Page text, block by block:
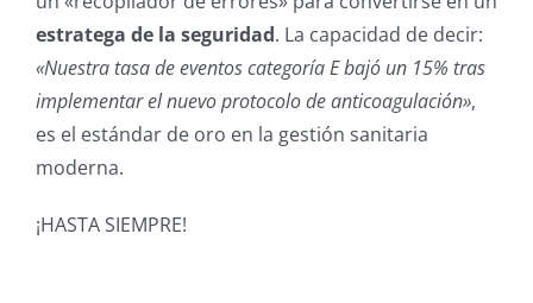
estratega de la seguridad. La capacidad de decir:
«Nuestra tasa de eventos categoría E bajó un 15% tras
implementar el nuevo protocolo de anticoagulación»,
es el estándar de oro en la gestión sanitaria
moderna.
¡HASTA SIEMPRE!